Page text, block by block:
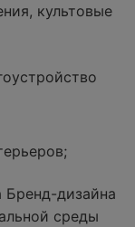
культовые
Бренд-дизайна
среды